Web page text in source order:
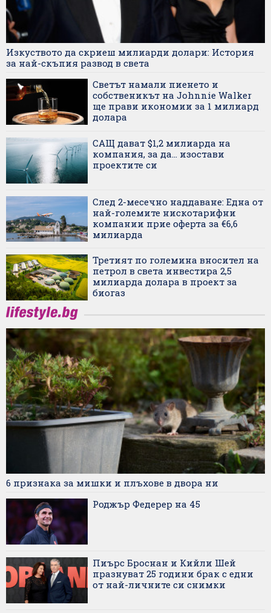
Изкуството да скриеш милиарди долари: История
за най-скъпия развод в света
Светът намали пиенето и
собственикът на Johnnie Walker
ще прави икономии за 1 милиард
долара
САЩ дават $1,2 милиарда на
компания, за да... изостави
проектите си
След 2-месечно наддаване: Една от
най-големите нискотарифни
компании прие оферта за €6,6
милиарда
Третият по големина вносител на
петрол в света инвестира 2,5
милиарда долара в проект за
биогаз
6 признака за мишки и плъхове в двора ни
Роджър Федерер на 45
Пиърс Броснан и Кийли Шей
празнуват 25 години брак с едни
от най-личните си снимки